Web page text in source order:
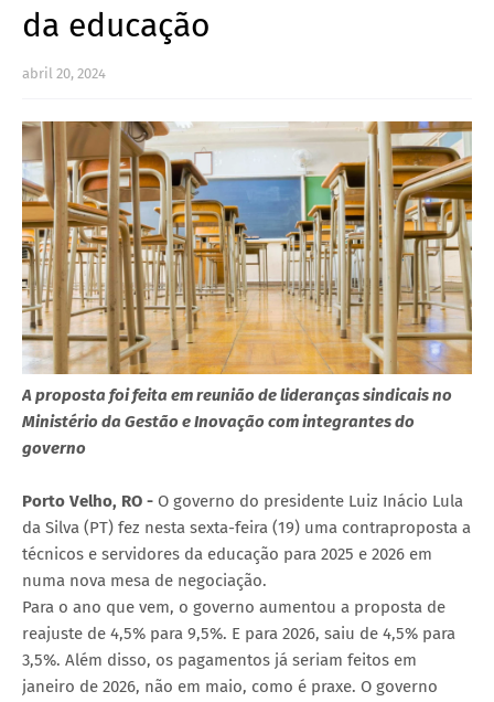
da educação
abril 20, 2024
A proposta foi feita em reunião de lideranças sindicais no
Ministério da Gestão e Inovação com integrantes do
governo
Porto Velho, RO - O governo do presidente Luiz Inácio Lula
da Silva (PT) fez nesta sexta-feira (19) uma contraproposta a
técnicos e servidores da educação para 2025 e 2026 em
numa nova mesa de negociação.
Para o ano que vem, o governo aumentou a proposta de
reajuste de 4,5% para 9,5%. E para 2026, saiu de 4,5% para
3,5%. Além disso, os pagamentos já seriam feitos em
janeiro de 2026, não em maio, como é praxe. O governo